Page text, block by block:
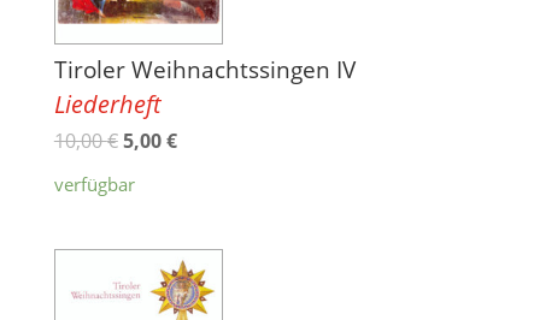
Tiroler Weihnachtssingen IV
Liederheft
10,00€5,00€
verfügbar